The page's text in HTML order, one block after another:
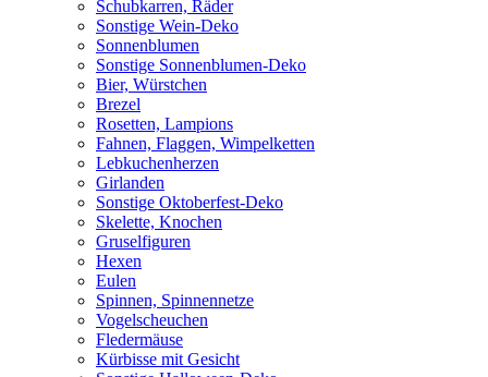
Schubkarren, Räder
Sonstige Wein-Deko
Sonnenblumen
Sonstige Sonnenblumen-Deko
Bier, Würstchen
Brezel
Rosetten, Lampions
Fahnen, Flaggen, Wimpelketten
Lebkuchenherzen
Girlanden
Sonstige Oktoberfest-Deko
Skelette, Knochen
Gruselfiguren
Hexen
Eulen
Spinnen, Spinnennetze
Vogelscheuchen
Fledermäuse
Kürbisse mit Gesicht